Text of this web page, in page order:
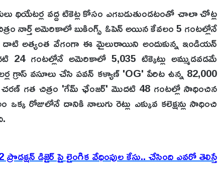
థియేటర్ల వద్ద టికెట్ల కోసం ఎగబడుతుండటంతో చాలా చోట్ల
అమెరికాలో బుకింగ్స్ ఓపెన్ అయిన కేవలం 5 గంటల్లోనే
దాటి అత్యంత వేగంగా ఈ మైలురాయిని అందుకున్న ఇండియన్
గంటల్లోనే అమెరికాలో 5,035 టిక్కెట్లు అమ్ముడవడమే
గ్రాస్ వసూలు చేసి పవన్ కళ్యాణ్ 'OG' పేరిట ఉన్న 82,000
చరణ్ గత చిత్రం 'గేమ్ ఛేంజర్' మొదటి 48 గంటల్లో సాధించిన
రోజులోనే దానికి నాలుగు రెట్లు ఎక్కువ కలెక్షన్లు సాధించి
డిజైర్ పై లైంగిక వేధింపుల కేసు.. చేసింది ఎవరో తెలిస్తే